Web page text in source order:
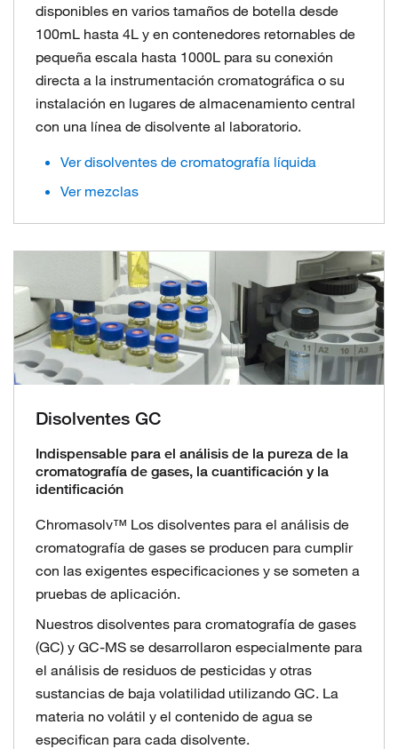
disponibles en varios tamaños de botella desde
100mL hasta 4L y en contenedores retornables de
pequeña escala hasta 1000L para su conexión
directa a la instrumentación cromatográfica o su
instalación en lugares de almacenamiento central
con una línea de disolvente al laboratorio.
Ver disolventes de cromatografía líquida
Ver mezclas
Disolventes GC
Indispensable para el análisis de la pureza de la
cromatografía de gases, la cuantificación y la
identificación
Chromasolv™ Los disolventes para el análisis de
cromatografía de gases se producen para cumplir
con las exigentes especificaciones y se someten a
pruebas de aplicación.
Nuestros disolventes para cromatografía de gases
(GC) y GC-MS se desarrollaron especialmente para
el análisis de residuos de pesticidas y otras
sustancias de baja volatilidad utilizando GC. La
materia no volátil y el contenido de agua se
especifican para cada disolvente.